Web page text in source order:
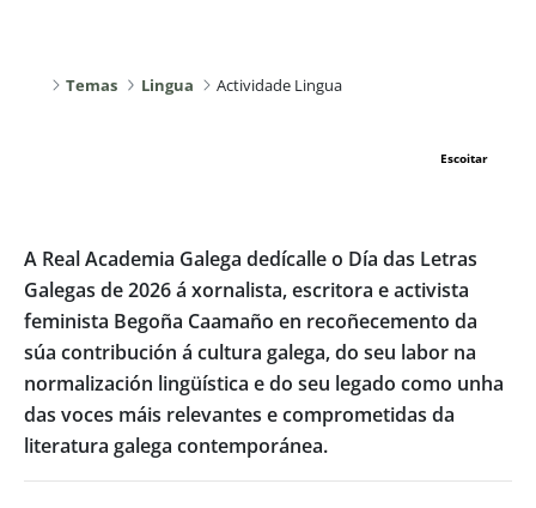
Temas Lingua Actividade Lingua
Escoitar
A Real Academia Galega dedícalle o Día das Letras
Galegas de 2026 á xornalista, escritora e activista
feminista Begoña Caamaño en recoñecemento da
súa contribución á cultura galega, do seu labor na
normalización lingüística e do seu legado como unha
das voces máis relevantes e comprometidas da
literatura galega contemporánea.